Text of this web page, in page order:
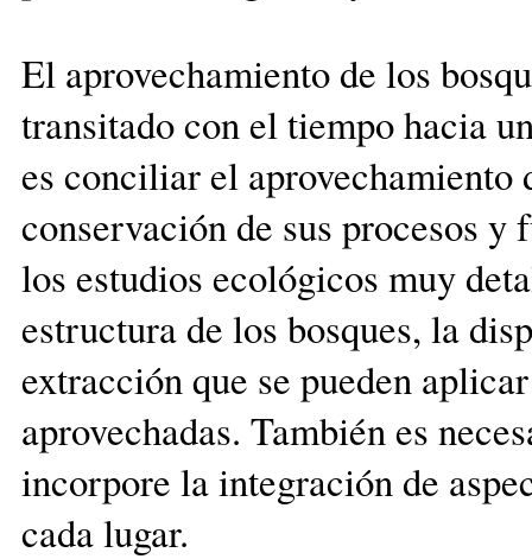
El aprovechamiento de los
transitado con el tiempo hacia
es conciliar el aprovechamiento
conservación de sus procesos
los estudios ecológicos muy
estructura de los bosques, la
extracción que se pueden
aprovechadas. También es
incorpore la integración de
cada lugar.